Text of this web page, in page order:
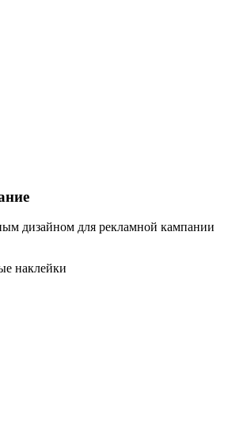
дизайном для рекламной кампании
наклейки